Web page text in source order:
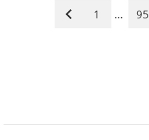
Vorige
1 … 95